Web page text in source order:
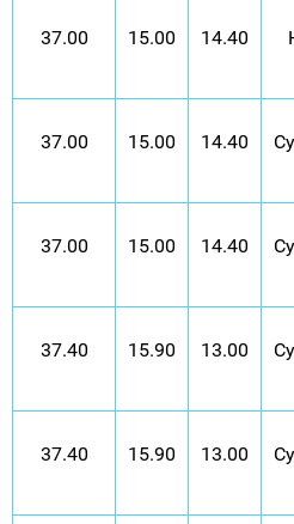
37.00 15.00 14.40
37.00 15.00 14.40
37.00 15.00 14.40
37.40 15.90 13.00
37.40 15.90 13.00